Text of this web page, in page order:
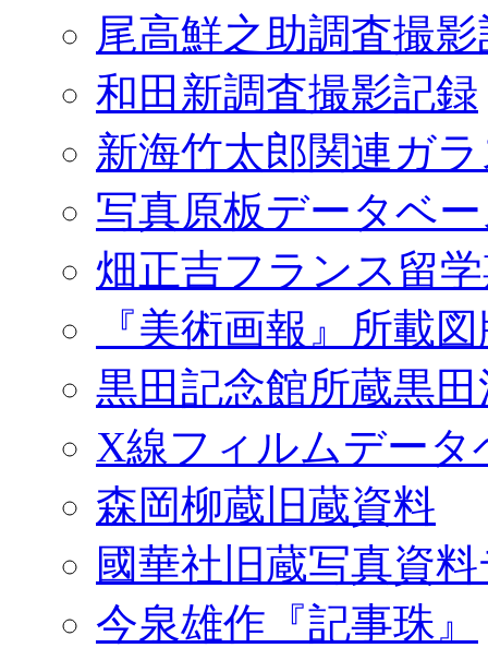
尾高鮮之助調査撮
和田新調査撮影記録
新海竹太郎関連ガ
写真原板データベ
畑正吉フランス留
『美術画報』所載
黒田記念館所蔵黒
X線フィルムデータ
森岡柳蔵旧蔵資料
國華社旧蔵写真資
今泉雄作『記事珠』